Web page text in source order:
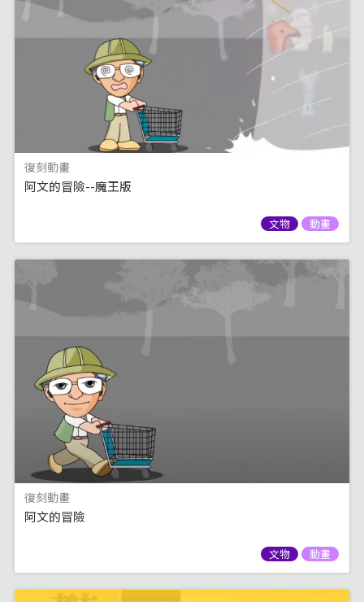
復刻動畫
阿文的冒險--魔王版
文物 動畫
復刻動畫
阿文的冒險
文物 動畫